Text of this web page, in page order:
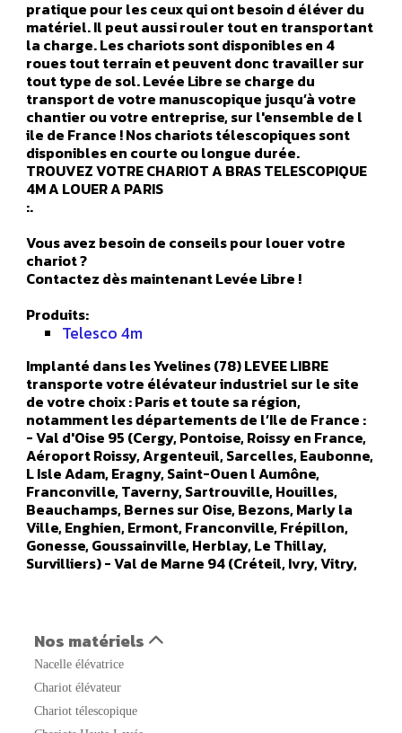
pratique pour les ceux qui ont besoin d éléver du
matériel. Il peut aussi rouler tout en transportant
la charge. Les chariots sont disponibles en 4
roues tout terrain et peuvent donc travailler sur
tout type de sol. Levée Libre se charge du
transport de votre manuscopique jusqu’à votre
chantier ou votre entreprise, sur l'ensemble de l
ile de France ! Nos chariots télescopiques sont
disponibles en courte ou longue durée.
TROUVEZ VOTRE CHARIOT A BRAS TELESCOPIQUE
4M A LOUER A PARIS
:.
Vous avez besoin de conseils pour louer votre
chariot ?
Contactez dès maintenant Levée Libre !
Produits:
Telesco 4m
Implanté dans les Yvelines (78) LEVEE LIBRE
transporte votre élévateur industriel sur le site
de votre choix : Paris et toute sa région,
notamment les départements de l’Ile de France :
- Val d'Oise 95 (Cergy, Pontoise, Roissy en France,
Aéroport Roissy, Argenteuil, Sarcelles, Eaubonne,
L Isle Adam, Eragny, Saint-Ouen l Aumône,
Franconville, Taverny, Sartrouville, Houilles,
Beauchamps, Bernes sur Oise, Bezons, Marly la
Ville, Enghien, Ermont, Franconville, Frépillon,
Gonesse, Goussainville, Herblay, Le Thillay,
Survilliers) - Val de Marne 94 (Créteil, Ivry, Vitry,
sur Marne, Chevilly Larue, Fresnes, Gentilly, Le
Kremlin Bicêtre, L Hays Les Roses, Maisons Alfort,
Nogent sur Marne, Orly, Aéroport Orly, Rungis,
Saint Maur des Fosses, Sucy en Brie, Thiais,
Vanves, Valenton, Villejuif, Villeneuve le Roi,
Villeneuve Saint Georges) - Seine Saint Denis 93
Nos matériels
Nacelle élévatrice
Chariot élévateur
Chariot télescopique